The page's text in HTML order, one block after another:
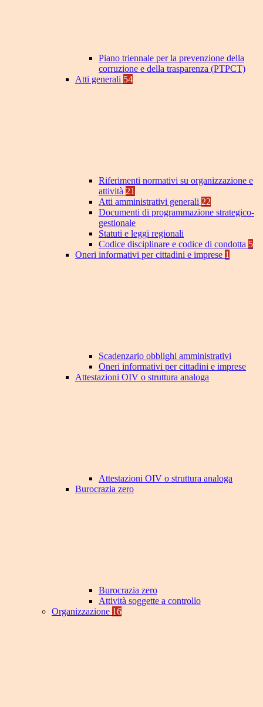
Piano triennale per la prevenzione della
corruzione e della trasparenza (PTPCT)
Atti generali 54
Riferimenti normativi su organizzazione e
attività 21
Atti amministrativi generali 22
Documenti di programmazione strategico-
gestionale
Statuti e leggi regionali
Codice disciplinare e codice di condotta 5
Oneri informativi per cittadini e imprese 1
Scadenzario obblighi amministrativi
Oneri informativi per cittadini e imprese
Attestazioni OIV o struttura analoga
Attestazioni OIV o struttura analoga
Burocrazia zero
Burocrazia zero
Attività soggette a controllo
Organizzazione 16